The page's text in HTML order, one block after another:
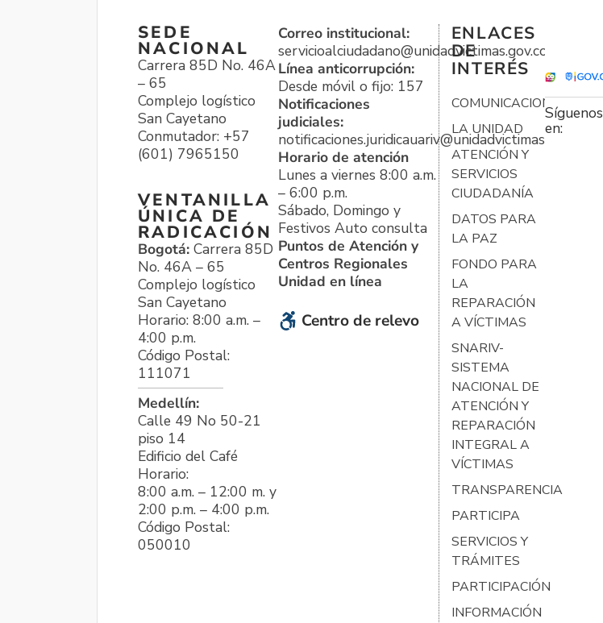
SEDE
NACIONAL
Carrera 85D No. 46A
– 65
Complejo logístico
San Cayetano
Conmutador: +57
(601) 7965150
VENTANILLA
ÚNICA DE
RADICACIÓN
Bogotá: Carrera 85D
No. 46A – 65
Complejo logístico
San Cayetano
Horario: 8:00 a.m. –
4:00 p.m.
Código Postal:
111071
Medellín:
Calle 49 No 50-21
piso 14
Edificio del Café
Horario:
8:00 a.m. – 12:00 m. y
2:00 p.m. – 4:00 p.m.
Código Postal:
050010
Correo institucional:
servicioalciudadano@unidadvictimas.gov.co
Línea anticorrupción:
Desde móvil o fijo: 157
Notificaciones
judiciales:
notificaciones.juridicauariv@unidadvictimas.gov.co
Horario de atención
Lunes a viernes 8:00 a.m.
– 6:00 p.m.
Sábado, Domingo y
Festivos Auto consulta
Puntos de Atención y
Centros Regionales
Unidad en línea
Centro de relevo
ENLACES
DE
INTERÉS
COMUNICACIONES
LA UNIDAD
ATENCIÓN Y
SERVICIOS
CIUDADANÍA
DATOS PARA
LA PAZ
FONDO PARA
LA
REPARACIÓN
A VÍCTIMAS
SNARIV-
SISTEMA
NACIONAL DE
ATENCIÓN Y
REPARACIÓN
INTEGRAL A
VÍCTIMAS
TRANSPARENCIA
PARTICIPA
SERVICIOS Y
TRÁMITES
PARTICIPACIÓN
INFORMACIÓN
Síguenos
en: